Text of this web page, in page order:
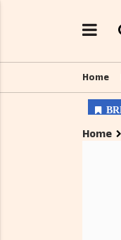
Home
Home